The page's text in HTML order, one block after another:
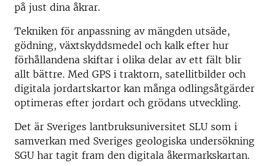
på just dina åkrar.
Tekniken för anpassning av mängden utsäde,
gödning, växtskyddsmedel och kalk efter hur
förhållandena skiftar i olika delar av ett fält blir
allt bättre. Med GPS i traktorn, satellitbilder och
digitala jordartskartor kan många odlingsåtgärder
optimeras efter jordart och grödans utveckling.
Det är Sveriges lantbruksuniversitet SLU som i
samverkan med Sveriges geologiska undersökning
SGU har tagit fram den digitala åkermarkskartan.